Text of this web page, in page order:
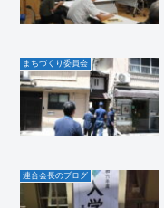
まちづくり委員会
連合会長のブログ